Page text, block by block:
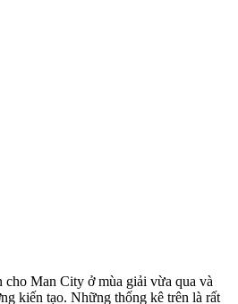
cho Man City ở mùa giải vừa qua và
kiến tạo. Những thống kê trên là rất